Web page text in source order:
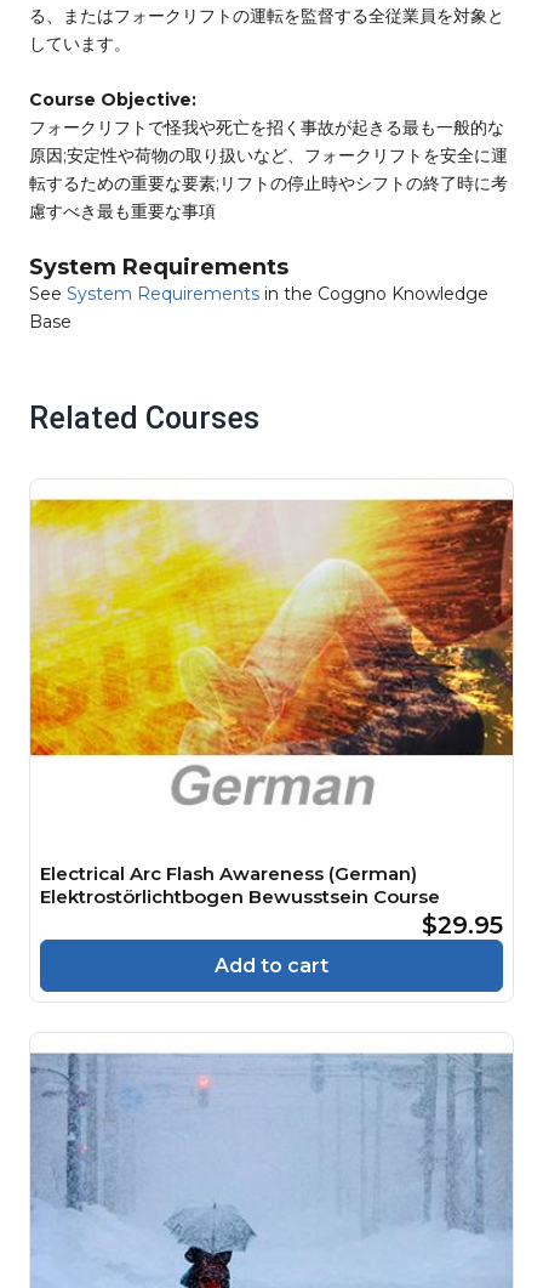
る、またはフォークリフトの運転を監督する全従業員を対象と
しています。
Course Objective:
フォークリフトで怪我や死亡を招く事故が起きる最も一般的な
原因;安定性や荷物の取り扱いなど、フォークリフトを安全に運
転するための重要な要素;リフトの停止時やシフトの終了時に考
慮すべき最も重要な事項
System Requirements
See System Requirements in the Coggno Knowledge
Base
Related Courses
Electrical Arc Flash Awareness (German)
Elektrostörlichtbogen Bewusstsein Course
$29.95
Add to cart